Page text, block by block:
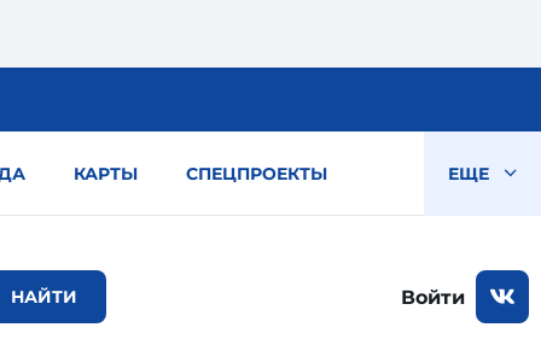
КАРТЫ СПЕЦПРОЕКТЫ ЕЩЕ
Войти